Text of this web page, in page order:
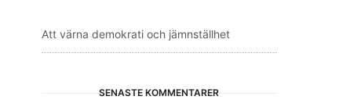
Att värna demokrati och jämnställhet
SENASTE KOMMENTARER